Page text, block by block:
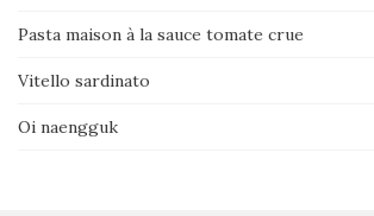
Pasta maison à la sauce tomate crue
Vitello sardinato
Oi naengguk